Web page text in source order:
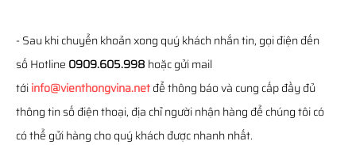
- Sau khi chuyển khoản xong quý khách nhắn tin, gọi điện đến
số Hotline 0909.605.998 hoặc gửi mail
tớiinfo@vienthongvina.netđể thông báo và cung cấp đầy đủ
thông tin số điện thoại, địa chỉ người nhận hàng để chúng tôi có
có thể gửi hàng cho quý khách được nhanh nhất.